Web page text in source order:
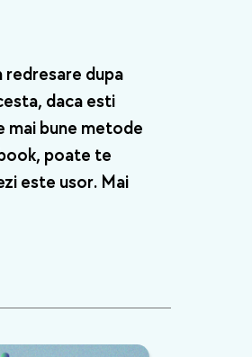
redresare dupa
daca esti
mai bune metode
poate te
este usor. Mai